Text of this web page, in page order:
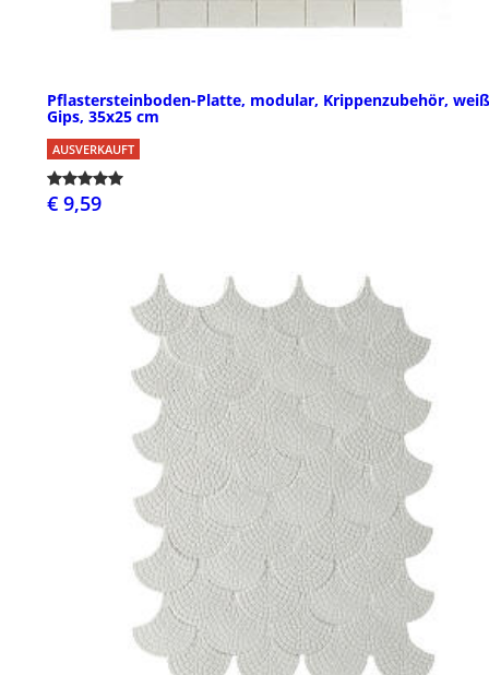
Pflastersteinboden-Platte, modular, Krippenzubehör,
Gips, 35x25 cm
AUSVERKAUFT
€ 9,59